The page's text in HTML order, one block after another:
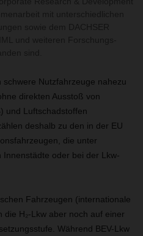
schwere Nutzfahrzeuge nahezu
direkten Ausstoß von
und Luftschadstoffen
deshalb zu den in der EU
die unter
oder bei der Lkw-
Fahrzeugen (internationale
die H₂-Lkw aber noch auf einer
Während BEV-Lkw